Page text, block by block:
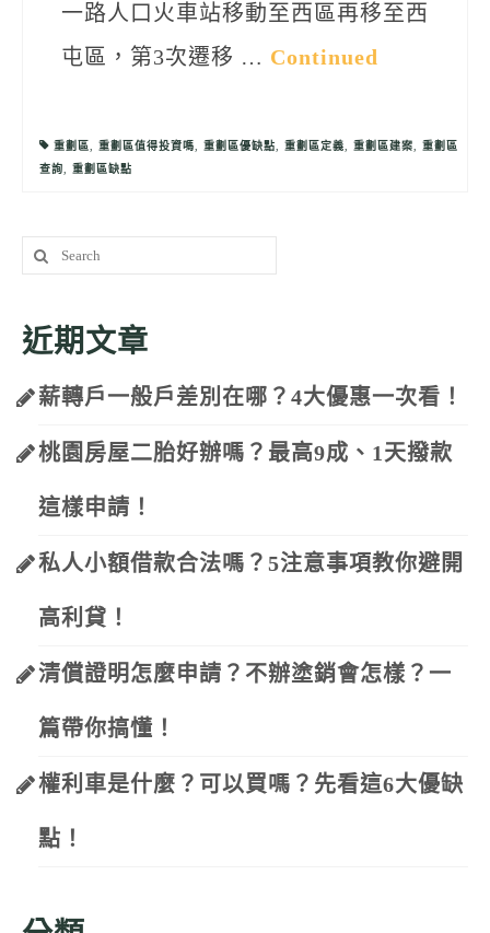
一路人口火車站移動至西區再移至西
屯區，第3次遷移 … Continued
重劃區, 重劃區值得投資嗎, 重劃區優缺點, 重劃區定義, 重劃區建案, 重劃區
查詢, 重劃區缺點
Search
for:
近期文章
薪轉戶一般戶差別在哪？4大優惠一次看！
桃園房屋二胎好辦嗎？最高9成、1天撥款
這樣申請！
私人小額借款合法嗎？5注意事項教你避開
高利貸！
清償證明怎麼申請？不辦塗銷會怎樣？一
篇帶你搞懂！
權利車是什麼？可以買嗎？先看這6大優缺
點！